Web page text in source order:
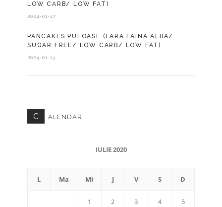
LOW CARB/ LOW FAT)
2024-01-27
PANCAKES PUFOASE (FARA FAINA ALBA/
SUGAR FREE/ LOW CARB/ LOW FAT)
2024-01-13
C ALENDAR
IULIE 2020
L Ma Mi J V S D
1 2 3 4 5